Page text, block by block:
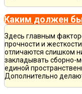
Каким должен
Здесь главным
прочности и
отличаются слишком
закладывать сборно-
единой
Дополнительно